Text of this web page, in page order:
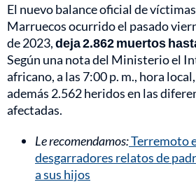
El nuevo balance oficial de
Marruecos ocurrido el pasado
de 2023,deja 2.862 muertos
Según una nota del Ministerio el
africano, a las 7:00 p. m., hora
además 2.562 heridos en las
afectadas.
Le recomendamos:Terremoto
desgarradores relatos de
a sus hijos